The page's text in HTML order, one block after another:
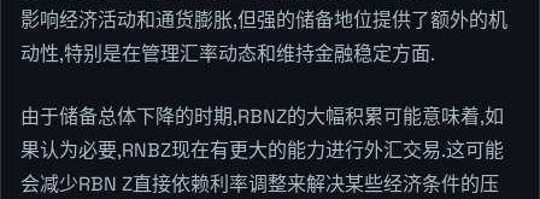
影响经济活动和通货膨胀,但强的储备地位提供了额外的机
动性,特别是在管理汇率动态和维持金融稳定方面.
由于储备总体下降的时期,RBNZ的大幅积累可能意味着,如
果认为必要,RNBZ现在有更大的能力进行外汇交易.这可能
会减少RBN Z直接依赖利率调整来解决某些经济条件的压